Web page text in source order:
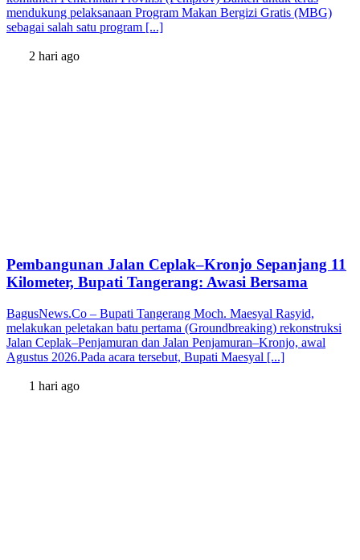
mendukung pelaksanaan Program Makan Bergizi Gratis (MBG)
sebagai salah satu program [...]
2 hari ago
Pembangunan Jalan Ceplak–Kronjo Sepanjang 11
Kilometer, Bupati Tangerang: Awasi Bersama
BagusNews.Co – Bupati Tangerang Moch. Maesyal Rasyid,
melakukan peletakan batu pertama (Groundbreaking) rekonstruksi
Jalan Ceplak–Penjamuran dan Jalan Penjamuran–Kronjo, awal
Agustus 2026.Pada acara tersebut, Bupati Maesyal [...]
1 hari ago